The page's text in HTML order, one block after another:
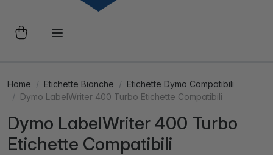
Home Etichette Bianche
Etichette Dymo Compatibili
Dymo LabelWriter 400 Turbo Etichette Compatibili
Dymo LabelWriter 400 Turbo
Etichette Compatibili